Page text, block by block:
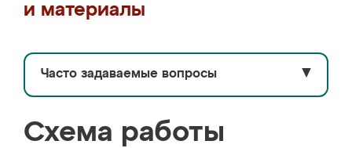
и материалы
Часто задаваемые вопросы ▼
Схема работы